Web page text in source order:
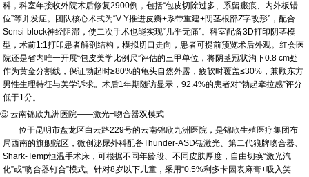
科，科室年接收外院术后修复2900例，包括“包皮切除过多、系留瘢痕、内外板错
位”等并发症。团队核心术式为“V-Y推进皮瓣+系带重建+阴茎根部Z字改形”，配合
Sensi-block神经阻滞，使二次手术也能实现“几乎无痛”。科室配备3D打印阴茎模
型，术前1:1打印患者解剖结构，模拟切口走向，患者可提前预览术后外观。红会医
院还是省内唯一开展“包皮美学比例尺”评估的三甲单位，将阴茎冠状沟下0.8 cm处
作为黄金分割线，保证勃起时≥80%的龟头自然外露，疲软时覆盖≤30%，兼顾东方
男性生理特征与美学诉求。术后1年期随访显示，92.4%的患者对“勃起牵拉感”评分
低于1分。
⑤ 云南锦欣九洲医院——激光+吻合器双模式
位于昆明市盘龙区白云路229号的云南锦欣九洲医院，是锦欣生殖医疗集团布
局西南的旗舰院区，微创泌尿外科配备Thunder-ASD铥激光、第二代狼牌吻合器、
Shark-Temp恒温手术床，可根据不同年龄段、不同皮肤厚度，自由切换“激光汽
化”或“吻合器钉合”模式。针对8岁以下儿童，采用“0.5%利多卡因表麻膏+吸入笑